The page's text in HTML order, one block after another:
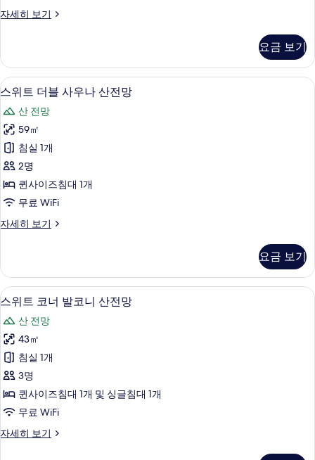
망
진
모
두
보
기
자세히 보기
패
위
트,
산
망
자
세
히
보
기
요금 보기
스
위
트
더
블
사
우
산
망
사
진
모
두
보
기
스위트 더블 사우나 산전망 | 오리/거
36
스위트 더블 사우나 산전망
산 전망
59㎡
침실 1개
2명
퀸사이즈침대 1개
무료 WiFi
자세히 보기
스
블
사
우
산
전
망
자
세
히
보
기
요금 보기
스
위
트
코
너
발
코
산
스위트 코너 발코니 산전망 | 오리/거
9
스위트 코너 발코니 산전망
산 전망
43㎡
침실 1개
3명
퀸사이즈침대 1개 및 싱글침대 1개
무료 WiFi
자세히 보기
스